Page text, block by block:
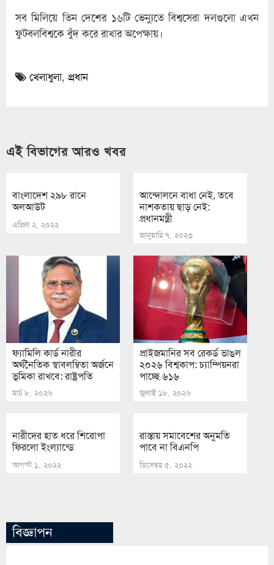
সব মিলিয়ে তিন দেশের ১৬টি ভেন্যুতে বিশ্বসেরা দলগুলো এখন
ফুটবলবিশ্বকে বুঁদ করে রাখার অপেক্ষায়।
খেলাধুলা, প্রধান
এই বিভাগের আরও খবর
বাংলাদেশ ২৯৮ রানে
অলআউট
এপ্রিল ২, ২০২২
আন্দোলনে বাধা নেই, তবে
নাশকতায় ছাড় নেই:
প্রধানমন্ত্রী
জানুয়ারি ৭, ২০২৩
ফ্যামিলি কার্ড নারীর
অর্থনৈতিক স্বাবলম্বিতা অর্জনে
ভূমিকা রাখবে: রাষ্ট্রপতি
মার্চ ৮, ২০২৬
প্রাইজমানির সব রেকর্ড ভাঙল
২০২৬ বিশ্বকাপ: চ্যাম্পিয়নরা
পাচ্ছে ৬১৬
জুলাই ১৮, ২০২৬
নারীদের হাত ধরে শিরোপা
ফিরলো ইংল্যান্ডে
আগস্ট ১, ২০২২
রাস্তায় সমাবেশের অনুমতি
পাবে না বিএনপি
ডিসেম্বর ৫, ২০২২
বিজ্ঞাপন